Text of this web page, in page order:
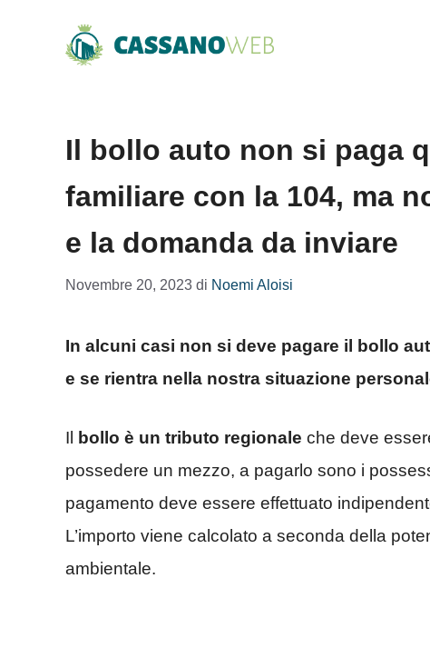
Il bollo auto non si paga
familiare con la 104, ma
e la domanda da inviare
Novembre 20, 2023 di Noemi Aloisi
In alcuni casi non si deve pagare il bollo
e se rientra nella nostra situazione
Il bollo è un tributo regionale che deve
possedere un mezzo, a pagarlo sono i
pagamento deve essere effettuato
L’importo viene calcolato a seconda della
ambientale.